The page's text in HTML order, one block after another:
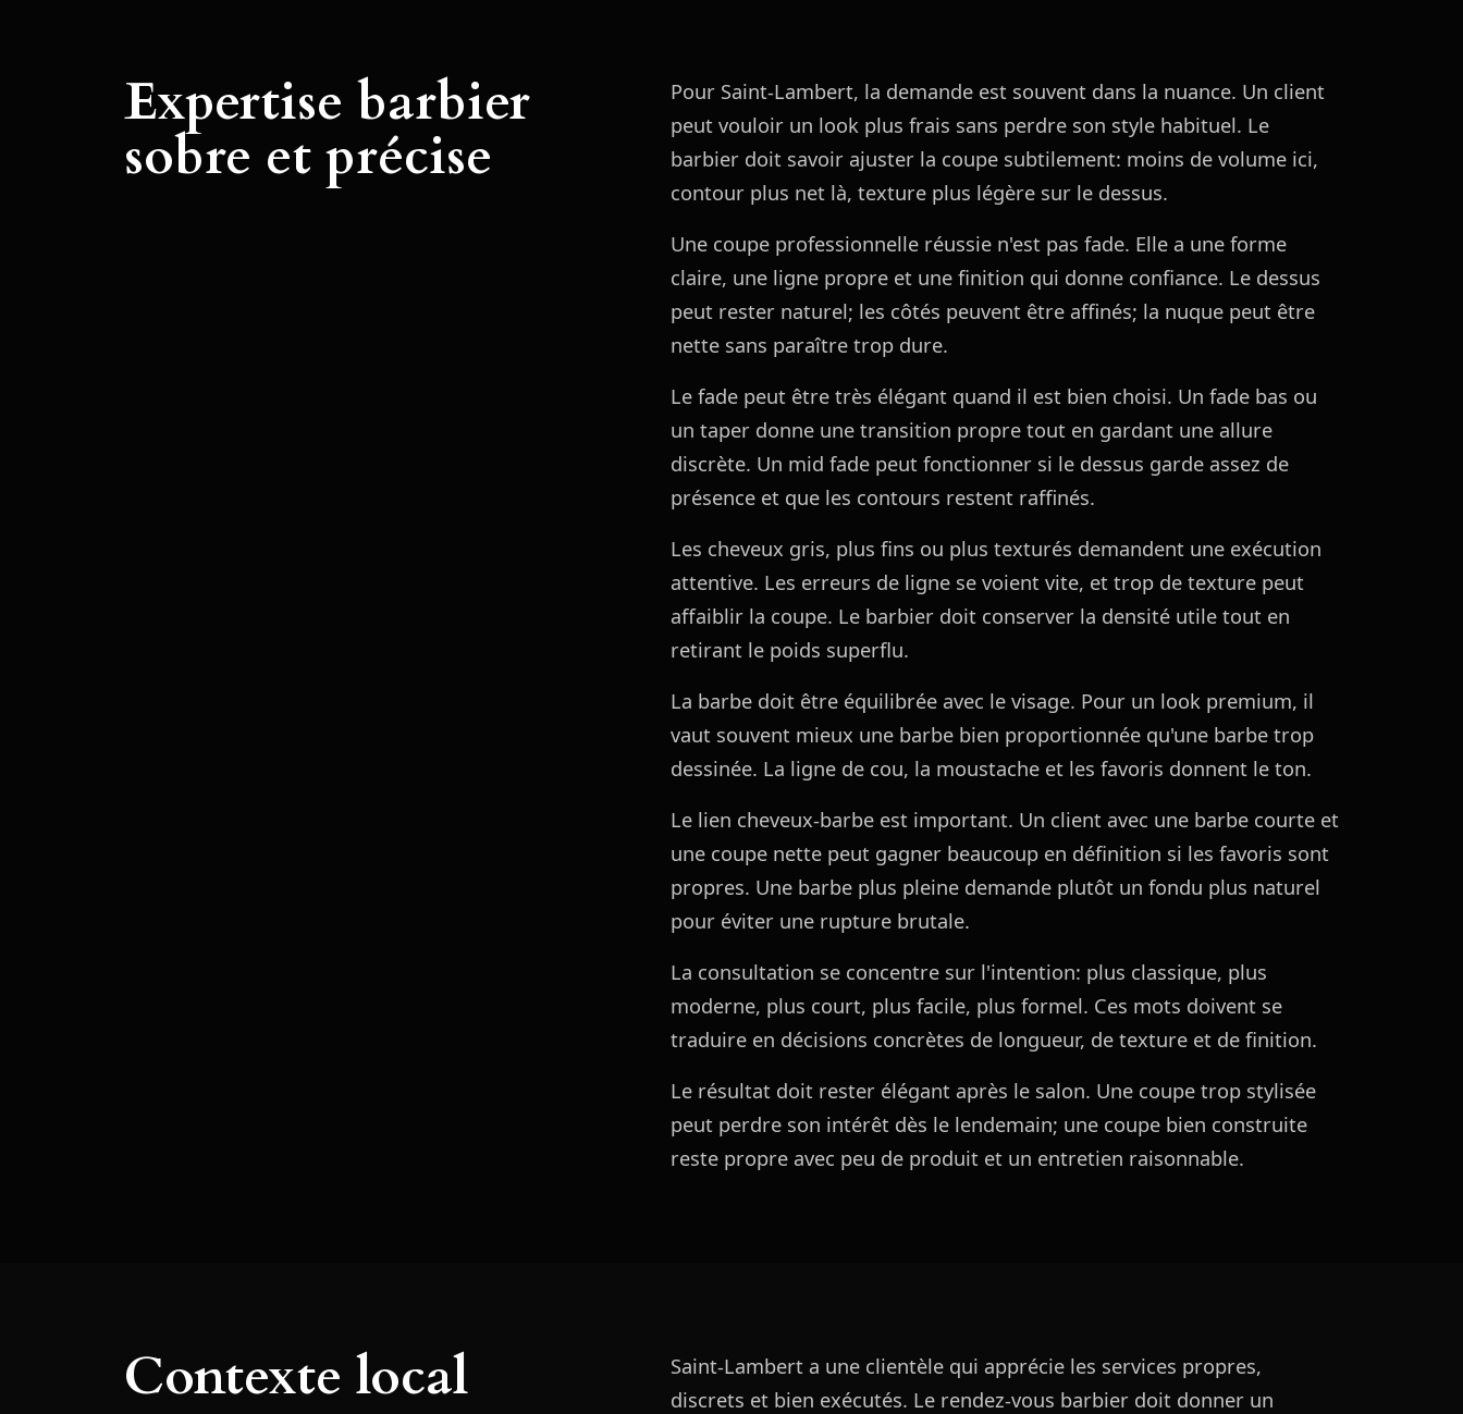
Expertise barbier
sobre et précise
Pour Saint-Lambert, la demande est souvent dans la nuance. Un client
peut vouloir un look plus frais sans perdre son style habituel. Le
barbier doit savoir ajuster la coupe subtilement: moins de volume ici,
contour plus net là, texture plus légère sur le dessus.
Une coupe professionnelle réussie n'est pas fade. Elle a une forme
claire, une ligne propre et une finition qui donne confiance. Le dessus
peut rester naturel; les côtés peuvent être affinés; la nuque peut être
nette sans paraître trop dure.
Le fade peut être très élégant quand il est bien choisi. Un fade bas ou
un taper donne une transition propre tout en gardant une allure
discrète. Un mid fade peut fonctionner si le dessus garde assez de
présence et que les contours restent raffinés.
Les cheveux gris, plus fins ou plus texturés demandent une exécution
attentive. Les erreurs de ligne se voient vite, et trop de texture peut
affaiblir la coupe. Le barbier doit conserver la densité utile tout en
retirant le poids superflu.
La barbe doit être équilibrée avec le visage. Pour un look premium, il
vaut souvent mieux une barbe bien proportionnée qu'une barbe trop
dessinée. La ligne de cou, la moustache et les favoris donnent le ton.
Le lien cheveux-barbe est important. Un client avec une barbe courte et
une coupe nette peut gagner beaucoup en définition si les favoris sont
propres. Une barbe plus pleine demande plutôt un fondu plus naturel
pour éviter une rupture brutale.
La consultation se concentre sur l'intention: plus classique, plus
moderne, plus court, plus facile, plus formel. Ces mots doivent se
traduire en décisions concrètes de longueur, de texture et de finition.
Le résultat doit rester élégant après le salon. Une coupe trop stylisée
peut perdre son intérêt dès le lendemain; une coupe bien construite
reste propre avec peu de produit et un entretien raisonnable.
Contexte local
Saint-Lambert a une clientèle qui apprécie les services propres,
discrets et bien exécutés. Le rendez-vous barbier doit donner un